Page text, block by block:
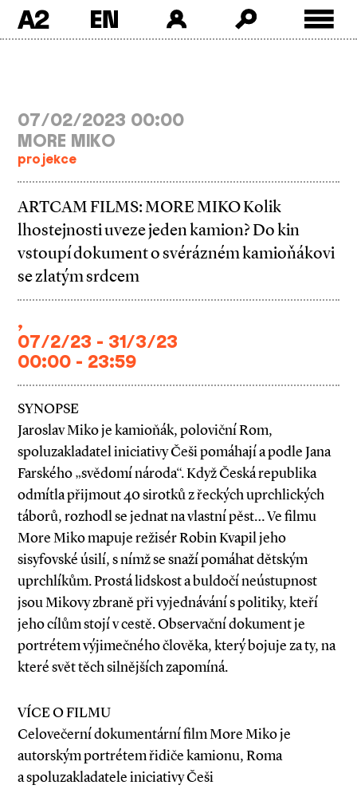
A2
07/02/2023 00:00
MORE MIKO
projekce
ARTCAM FILMS: MORE MIKO Kolik
lhostejnosti uveze jeden kamion? Do kin
vstoupí dokument o svérázném kamioňákovi
se zlatým srdcem
,
07/2/23 - 31/3/23
00:00 - 23:59
SYNOPSE
Jaroslav Miko je kamioňák, poloviční Rom,
spoluzakladatel iniciativy Češi pomáhají a podle Jana
Farského „svědomí národa“. Když Česká republika
odmítla přijmout 40 sirotků z řeckých uprchlických
táborů, rozhodl se jednat na vlastní pěst… Ve filmu
More Miko mapuje režisér Robin Kvapil jeho
sisyfovské úsilí, s nímž se snaží pomáhat dětským
uprchlíkům. Prostá lidskost a buldočí neústupnost
jsou Mikovy zbraně při vyjednávání s politiky, kteří
jeho cílům stojí v cestě. Observační dokument je
portrétem výjimečného člověka, který bojuje za ty, na
které svět těch silnějších zapomíná.
VÍCE O FILMU
Celovečerní dokumentární film More Miko je
autorským portrétem řidiče kamionu, Roma
a spoluzakladatele iniciativy Češi